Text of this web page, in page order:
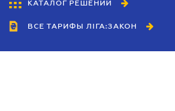
КАТАЛОГ РЕШЕНИЙ
ВСЕ ТАРИФЫ ЛІГА:ЗАКОН